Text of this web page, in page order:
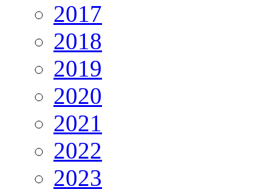
2017
2018
2019
2020
2021
2022
2023